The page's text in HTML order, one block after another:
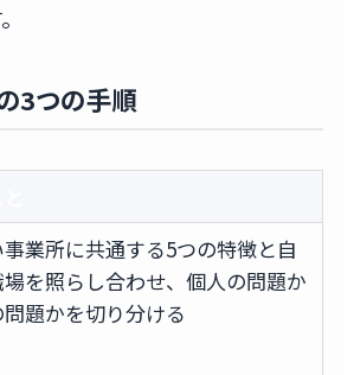
3つの手順
業所に共通する5つの特徴と自
を照らし合わせ、個人の問題か
題かを切り分ける